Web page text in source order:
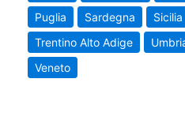
Puglia
Sardegna Sicilia
Trentino Alto Adige
Veneto